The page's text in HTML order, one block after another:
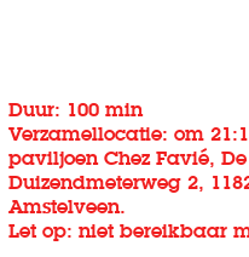
Duur: 100 min
Verzamellocatie: om
paviljoen Chez Favié, ​​De
Duizendmeterweg 2,
Amstelveen.
Let op: niet bereikbaar